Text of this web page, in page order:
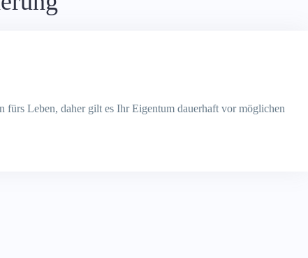
fürs Leben, daher gilt es Ihr Eigentum dauerhaft vor möglichen